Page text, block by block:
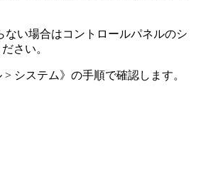
ない場合はコントロールパネルのシ
さい。
> システム》の手順で確認します。